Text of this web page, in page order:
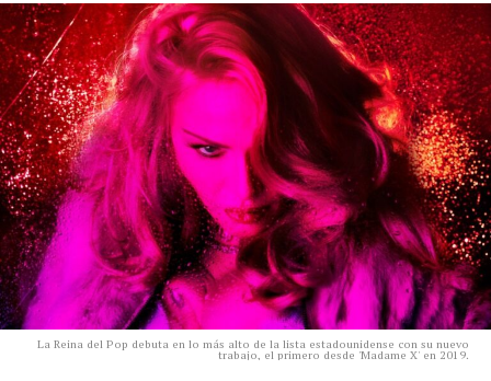
La Reina del Pop debuta en lo más alto de la lista estadounidense con su nuevo
trabajo, el primero desde 'Madame X' en 2019.